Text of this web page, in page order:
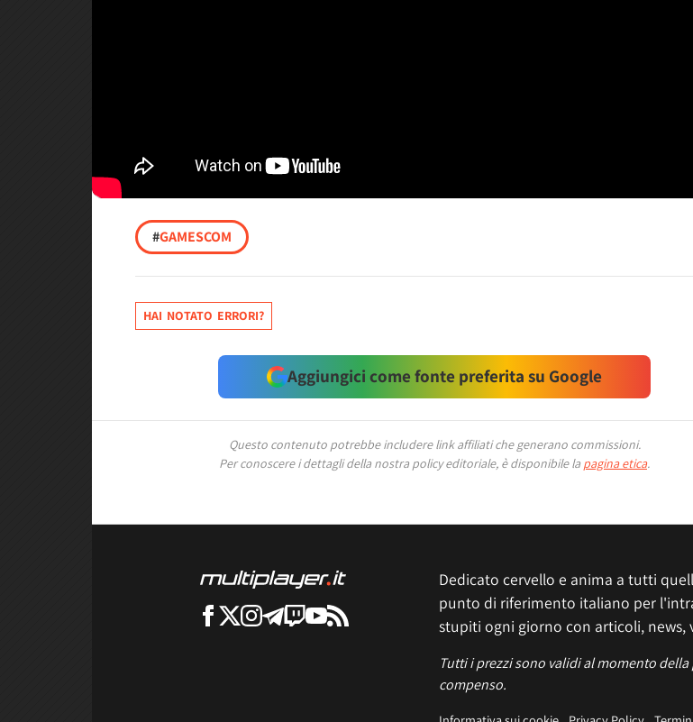
#GAMESCOM
HAI NOTATO ERRORI?
Aggiungici come fonte preferita su Google
Questo contenuto potrebbe includere link affiliati che generano commissioni.
Per conoscere i dettagli della nostra policy editoriale, è disponibile la pagina etica.
Dedicato cervello e anima a tutti
punto di riferimento italiano per
stupiti ogni giorno con articoli, news,
Tutti i prezzi sono validi al momento
compenso.